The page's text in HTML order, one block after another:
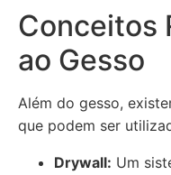
Conceitos
ao Gesso
Além do gesso,
que podem ser
Drywall: Um